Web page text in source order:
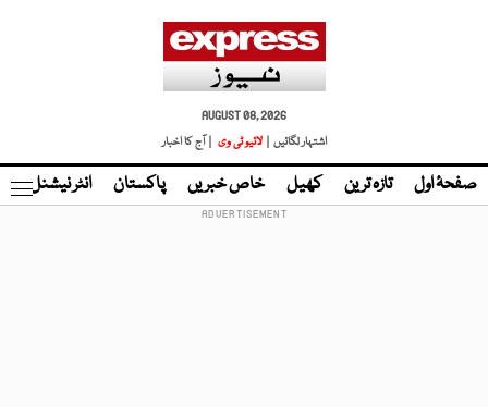
AUGUST 08, 2026
اشتہار لگائیں |
لائیو ٹی وی | آج کا اخبار
صفحۂ اول تازہ ترین کھیل خاص خبریں پاکستان انٹر نیشنل